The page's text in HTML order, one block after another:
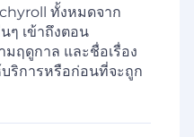
ทั้งหมดจาก
ๆ เข้าถึงตอน
ฤดูกาล และชื่อเรื่อง
ริการหรือก่อนที่จะถูก